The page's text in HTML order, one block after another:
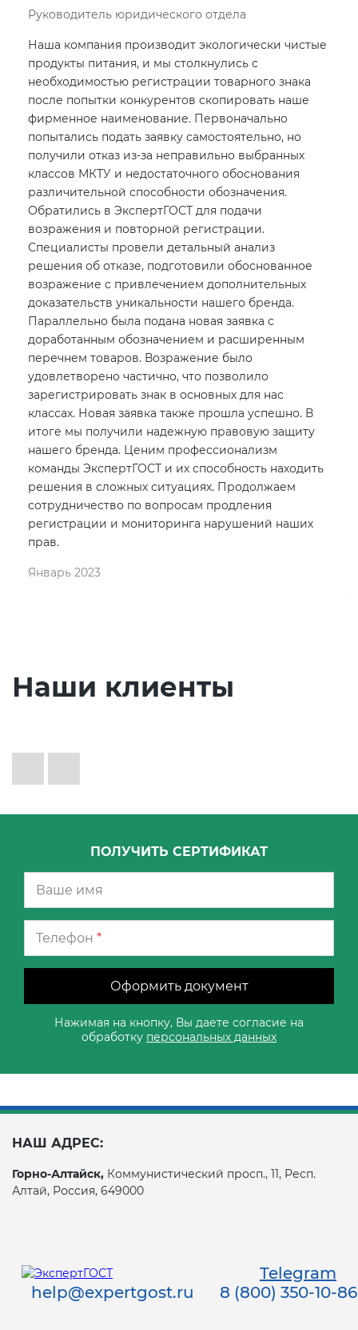
Руководитель юридического отдела
Наша компания производит экологически чистые
продукты питания, и мы столкнулись с
необходимостью регистрации товарного знака
после попытки конкурентов скопировать наше
фирменное наименование. Первоначально
попытались подать заявку самостоятельно, но
получили отказ из-за неправильно выбранных
классов МКТУ и недостаточного обоснования
различительной способности обозначения.
Обратились в ЭкспертГОСТ для подачи
возражения и повторной регистрации.
Специалисты провели детальный анализ
решения об отказе, подготовили обоснованное
возражение с привлечением дополнительных
доказательств уникальности нашего бренда.
Параллельно была подана новая заявка с
доработанным обозначением и расширенным
перечнем товаров. Возражение было
удовлетворено частично, что позволило
зарегистрировать знак в основных для нас
классах. Новая заявка также прошла успешно. В
итоге мы получили надежную правовую защиту
нашего бренда. Ценим профессионализм
команды ЭкспертГОСТ и их способность находить
решения в сложных ситуациях. Продолжаем
сотрудничество по вопросам продления
регистрации и мониторинга нарушений наших
прав.
Январь 2023
Наши клиенты
ПОЛУЧИТЬ СЕРТИФИКАТ
Телефон *
Оформить документ
Нажимая на кнопку, Вы даете согласие на
обработку персональных данных
НАШ АДРЕС:
Горно-Алтайск, Коммунистический просп., 11, Респ.
Алтай, Россия, 649000
Telegram
help@expertgost.ru
8 (800) 350-10-86